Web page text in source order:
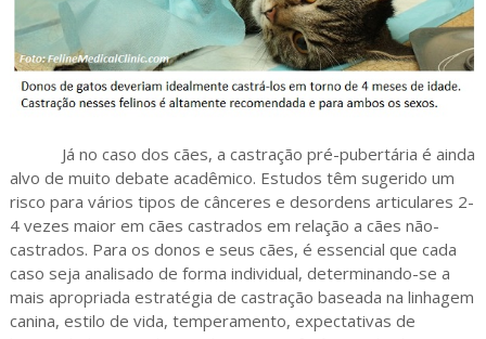
Já no caso dos cães, a castração pré-pubertária é ainda
alvo de muito debate acadêmico. Estudos têm sugerido um
risco para vários tipos de cânceres e desordens articulares 2-
4 vezes maior em cães castrados em relação a cães não-
castrados. Para os donos e seus cães, é essencial que cada
caso seja analisado de forma individual, determinando-se a
mais apropriada estratégia de castração baseada na linhagem
canina, estilo de vida, temperamento, expectativas de